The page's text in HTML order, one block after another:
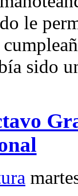
le
sido